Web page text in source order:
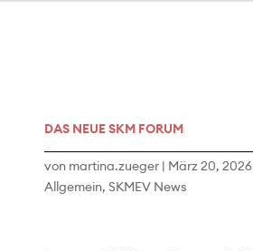
DAS NEUE SKM FORUM
von martina.zueger März 20, 2026
Allgemein,SKMEV News